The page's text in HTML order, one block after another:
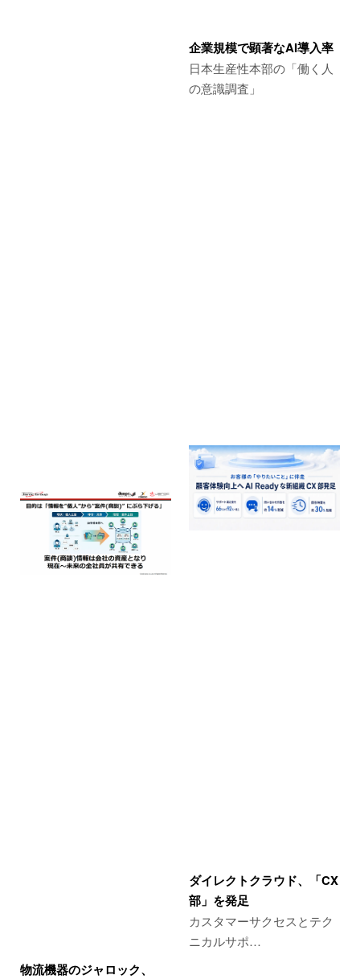
企業規模で顕著なAI導入率
日本生産性本部の「働く人
の意識調査」
物流機器のジャロック、
ダイレクトクラウド、「CX
部」を発足
カスタマーサクセスとテク
ニカルサポ…